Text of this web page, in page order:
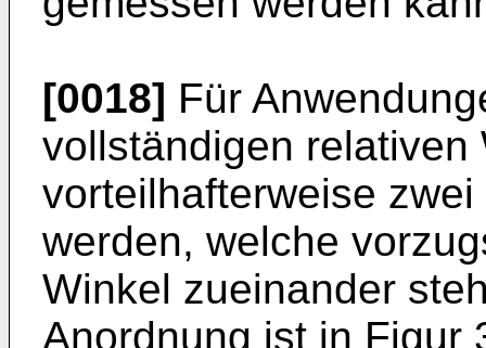
[0018] Für
vollständigen
vorteilhafterweise
werden, welche
Winkel zueinander
Anordnung ist in Figur